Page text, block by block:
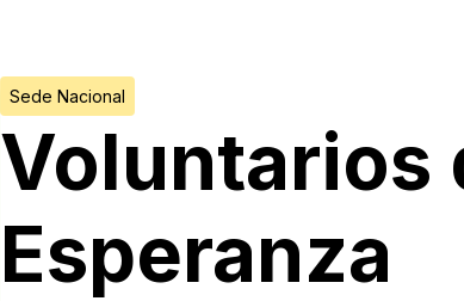
Sede Nacional
Voluntarios
Esperanza